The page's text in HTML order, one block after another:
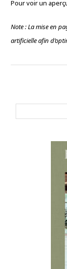
Pour voir un
Note : La mise en
artificielle afin